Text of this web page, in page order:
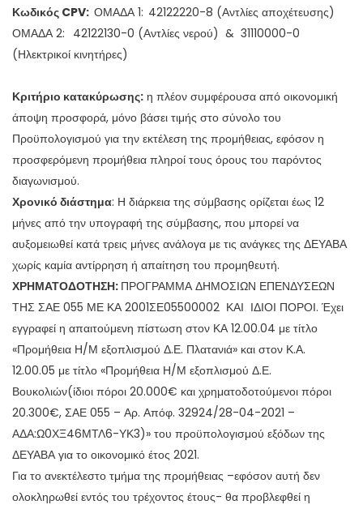
Κωδικός CPV: ΟΜΑΔΑ 1: 42122220-8 (Αντλίες αποχέτευσης)
ΟΜΑΔΑ 2: 42122130-0 (Αντλίες νερού) & 31110000-0
(Ηλεκτρικοί κινητήρες)
Κριτήριο κατακύρωσης: η πλέον συμφέρουσα από οικονομική
άποψη προσφορά, μόνο βάσει τιμής στο σύνολο του
Προϋπολογισμού για την εκτέλεση της προμήθειας, εφόσον η
προσφερόμενη προμήθεια πληροί τους όρους του παρόντος
διαγωνισμού.
Χρονικό διάστημα: Η διάρκεια της σύμβασης ορίζεται έως 12
μήνες από την υπογραφή της σύμβασης, που μπορεί να
αυξομειωθεί κατά τρεις μήνες ανάλογα με τις ανάγκες της ΔΕΥΑΒΑ
χωρίς καμία αντίρρηση ή απαίτηση του προμηθευτή.
ΧΡΗΜΑΤΟΔΟΤΗΣΗ: ΠΡΟΓΡΑΜΜΑ ΔΗΜΟΣΙΩΝ ΕΠΕΝΔΥΣΕΩΝ
ΤΗΣ ΣΑΕ 055 ΜΕ ΚΑ 2001ΣΕ05500002 ΚΑΙ ΙΔΙΟΙ ΠΟΡΟΙ. Έχει
εγγραφεί η απαιτούμενη πίστωση στον ΚΑ 12.00.04 με τίτλο
«Προμήθεια Η/Μ εξοπλισμού Δ.Ε. Πλατανιά» και στον Κ.Α.
12.00.05 με τίτλο «Προμήθεια Η/Μ εξοπλισμού Δ.Ε.
Βουκολιών(ίδιοι πόροι 20.000€ και χρηματοδοτούμενοι πόροι
20.300€, ΣΑΕ 055 – Αρ. Απόφ. 32924/28-04-2021 –
ΑΔΑ:Ω0ΧΞ46ΜΤΛ6-ΥΚ3)» του προϋπολογισμού εξόδων της
ΔΕΥΑΒΑ για το οικονομικό έτος 2021.
Για το ανεκτέλεστο τμήμα της προμήθειας –εφόσον αυτή δεν
ολοκληρωθεί εντός του τρέχοντος έτους- θα προβλεφθεί η